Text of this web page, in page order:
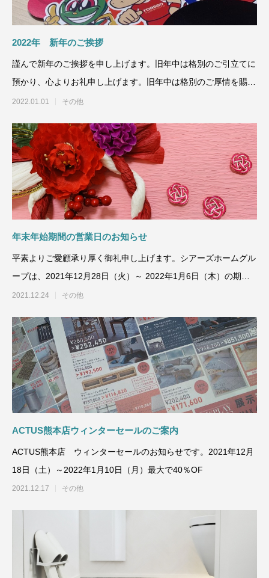
2022年 新年のご挨拶
謹んで新年のご挨拶を申し上げます。旧年中は格別のご引立てに
預かり、心よりお礼申し上げます。旧年中は格別のご厚情を賜
り、誠に
2022.01.01 その他
年末年始期間の営業日のお知らせ
平素よりご愛顧承り厚く御礼申し上げます。シアーズホームグル
ープは、2021年12月28日（火）～ 2022年1月6日（木）の期
間、お休みを
2021.12.24 その他
ACTUS熊本店ウィンターセールのご案内
ACTUS熊本店 ウィンターセールのお知らせです。2021年12月
18日（土）～2022年1月10日（月）最大で40％OF
2021.12.17 その他